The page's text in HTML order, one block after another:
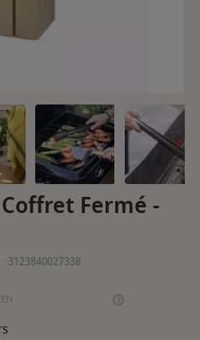
Fermé -
3123840027338